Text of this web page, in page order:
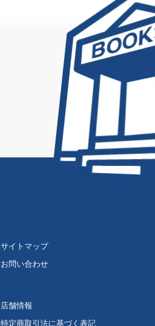
サイトマップ
お問い合わせ
店舗情報
特定商取引法に基づく表記